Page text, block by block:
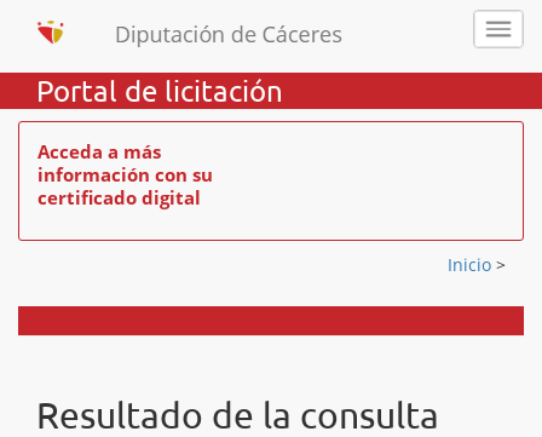
Portal de licitación
Acceda a más
información con su
certificado digital
Inicio >
Resultado de la consulta